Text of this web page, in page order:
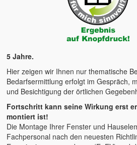
5 Jahre.
Hier zeigen wir Ihnen nur thematische
Bedarfsermittlung erfolgt im Gespräch,
und Besichtigung der örtlichen
Fortschritt kann seine Wirkung erst
montiert ist!
Die Montage Ihrer Fenster und
Fachpersonal nach den neuesten